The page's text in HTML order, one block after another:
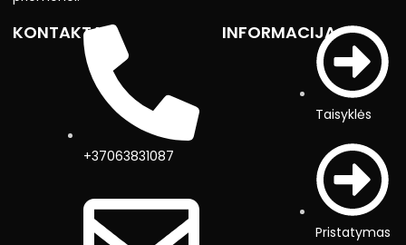
KONTAKTAI
+37063831087
INFORMACIJA
Taisyklės
Pristatymas